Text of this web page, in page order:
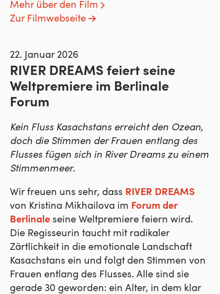
Mehr über den Film
Zur Filmwebseite
22. Januar 2026
RIVER DREAMS feiert seine
Weltpremiere im Berlinale
Forum
Kein Fluss Kasachstans erreicht den Ozean,
doch die Stimmen der Frauen entlang des
Flusses fügen sich in River Dreams zu einem
Stimmenmeer.
Wir freuen uns sehr, dass RIVER DREAMS
von Kristina Mikhailova im Forum der
Berlinale seine Weltpremiere feiern wird.
Die Regisseurin taucht mit radikaler
Zärtlichkeit in die emotionale Landschaft
Kasachstans ein und folgt den Stimmen von
Frauen entlang des Flusses. Alle sind sie
gerade 30 geworden: ein Alter, in dem klar